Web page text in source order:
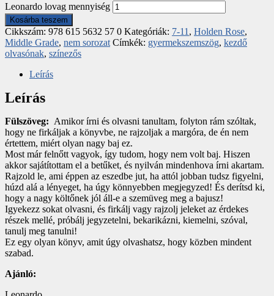
Leonardo lovag mennyiség
Kosárba teszem
Cikkszám: 978 615 5632 57 0 Kategóriák: 7-11 , Holden Rose,
Middle Grade, nem sorozat Címkék: gyermekszemszög, kezdő
olvasónak, színezős
Leírás
Leírás
Fülszöveg: Amikor írni és olvasni tanultam, folyton rám szóltak,
hogy ne firkáljak a könyvbe, ne rajzoljak a margóra, de én nem
értettem, miért olyan nagy baj ez.
Most már felnőtt vagyok, így tudom, hogy nem volt baj. Hiszen
akkor sajátítottam el a betűket, és nyilván mindenhova írni akartam.
Rajzold le, ami éppen az eszedbe jut, ha attól jobban tudsz figyelni,
húzd alá a lényeget, ha úgy könnyebben megjegyzed! És derítsd ki,
hogy a nagy költőnek jól áll-e a szemüveg meg a bajusz!
Igyekezz sokat olvasni, és firkálj vagy rajzolj jeleket az érdekes
részek mellé, próbálj jegyzetelni, bekarikázni, kiemelni, szóval,
tanulj meg tanulni!
Ez egy olyan könyv, amit úgy olvashatsz, hogy közben mindent
szabad.
Ajánló: